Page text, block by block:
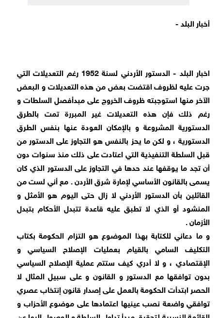
أخبار البلد -
اخبار البلد - الدستور الأردني لسنة 1952 رغم التعديلات التي
جرت عليه لظروف اقتضت بعض من هذه التعديلات و البعض
الآخر منها استوجبته ظروف الخروج على مبدأفصل السلطات و
رغم ذلك فإن هذه التعديلات غير المبررة تمت بالطرق
الدستورية المشروعة و بالإمكان العودة عنها بنفس الطرق
الدستورية ، و لكن ما يحز بالنفس هو التجاوز على الدستور من
قبل السلطة التنفيذية التي اعتادت على ذلك منذ سنوات دون
أن تجد ما يوقفها عند حدها في التجاوز على الدستور الذي كان
يسمى بالقانون الأساسي لإمارة شرق الأردن . مع أني لست من
القائلين بأن الدستور الأردني لا زال حتى اليوم هو الأمثل و
المنشود أو الذي لا تطبق عليه قاعدة تتبدل الأحكام بتبدل
الأزمان .
و ما دعاني للكتابة بهذا الموضوع هو التزام الحكومة بكتاب
التكليف السامي بالقيام بعمليات الإصلاح السياسي و
الإقتصادي ، و لا أدري كيف ستتم عملية الإصلاح السياسي
بدون توافقها مع الدستور و القانون و على سبيل المثال لا
الحصر ابتدأت الحكومة بالعمل على إصدار قانون إنتخاب عصري
توافقي واضعة نصب عينيها اعتمادها على موضوع الأحزاب و